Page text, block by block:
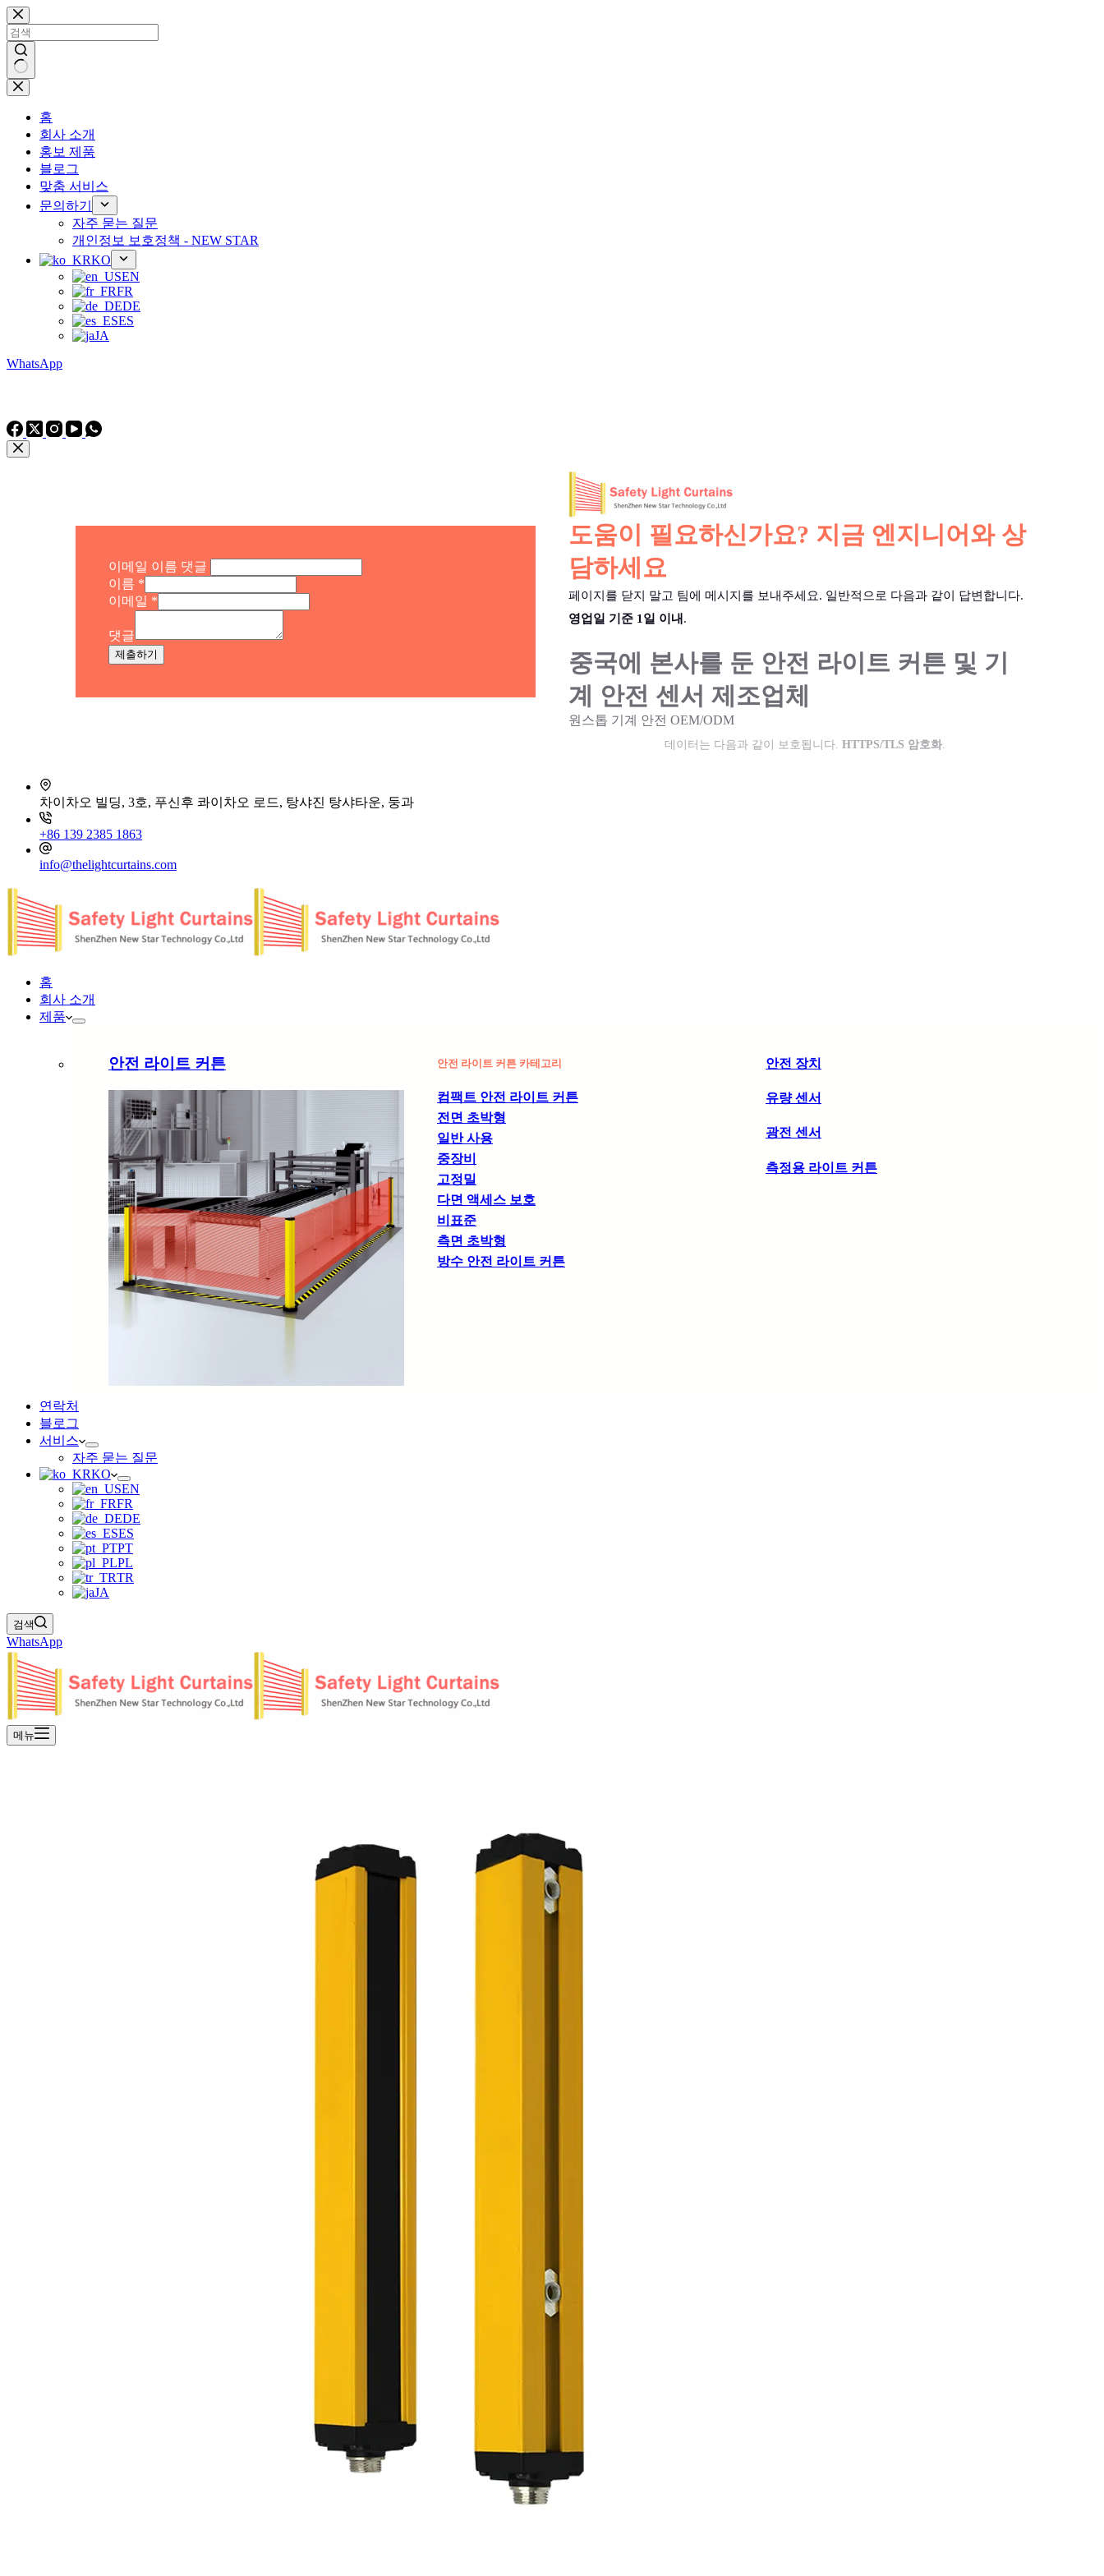
콘
텐
츠
로
건
너
결
홈
회사 소개
홍보 제품
블로그
맞춤 서비스
문의하기
자주 묻는 질문
개인정보 보호정책 - NEW STAR
KO
EN
FR
DE
ES
JA
WhatsApp
이메일 이름 댓글
이름 *
이메일 *
댓글
제출하기
도움이 필요하신가요? 지금 엔지니어와 상
담하세요
페이지를 닫지 말고 팀에 메시지를 보내주세요. 일반적으로 다음과 같이 답변합니다.
영업일 기준 1일 이내 .
중국에 본사를 둔 안전 라이트 커튼 및 기
계 안전 센서 제조업체
원스톱 기계 안전 OEM/ODM
데이터는 다음과 같이 보호됩니다. HTTPS/TLS 암호화
차이차오 빌딩, 3호, 푸신후 콰이차오 로드, 탕샤진 탕샤타운, 둥과
+86 139 2385 1863
info@thelightcurtains.com
홈
회사 소개
제품
안전 라이트 커튼 안전 라이트 커튼 카테고리
컴팩트 안전 라이트 커튼
전면 초박형
일반 사용
중장비
고정밀
다면 액세스 보호
비표준
측면 초박형
방수 안전 라이트 커튼
안전 장치
유량 센서
광전 센서
측정용 라이트 커튼
연락처
블로그
서비스
자주 묻는 질문
KO
EN
FR
DE
ES
PT
PL
TR
JA
검색
WhatsApp
메뉴